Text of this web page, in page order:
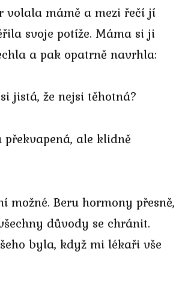
volala mámě a mezi řečí jí
svoje potíže. Máma si ji
a pak opatrně navrhla:
jistá, že nejsi těhotná?
ale klidně
možné. Beru hormony přesně,
důvody se chránit.
byla, když mi lékaři vše